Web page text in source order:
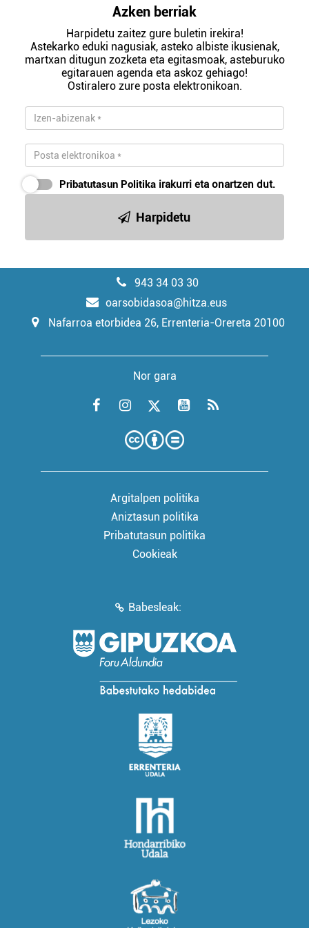
Azken berriak
Harpidetu zaitez gure buletin irekira!
Astekarko eduki nagusiak, asteko albiste ikusienak,
martxan ditugun zozketa eta egitasmoak, asteburuko
egitarauen agenda eta askoz gehiago!
Ostiralero zure posta elektronikoan.
Pribatutasun Politika irakurri eta onartzen dut.
Harpidetu
943 34 03 30
oarsobidasoa@hitza.eus
Nafarroa etorbidea 26, Errenteria-Orereta 20100
Nor gara
Argitalpen politika
Aniztasun politika
Pribatutasun politika
Cookieak
Babesleak: